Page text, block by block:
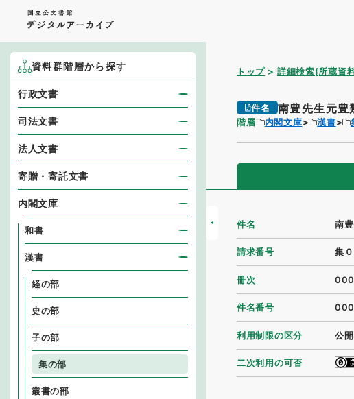
トップ 詳細検索[所蔵資
件名 南豊先生元豊
階層 内閣文庫 漢書
件名 南
請求番号 集
冊次
件名番号
利用制限の区分 公開
二次利用の可否
資料群階層から探す
行政文書
司法文書
法人文書
寄贈・寄託文書
内閣文庫
和書
漢書
経の部
史の部
子の部
集の部
叢書の部